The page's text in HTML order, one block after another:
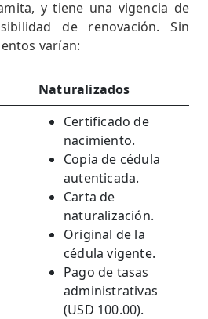
y tiene una vigencia de
de renovación. Sin
varían:
Naturalizados
Certificado de
nacimiento.
Copia de cédula
autenticada.
Carta de
naturalización.
Original de la
cédula vigente.
Pago de tasas
administrativas
(USD 100.00).